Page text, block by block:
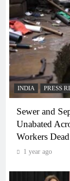
INDIA PRESS
Sewer and
Unabated
Workers
1 year ago